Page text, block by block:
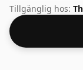
vanlig 75cl
styrka på 40%.
Tillgänglig hos: